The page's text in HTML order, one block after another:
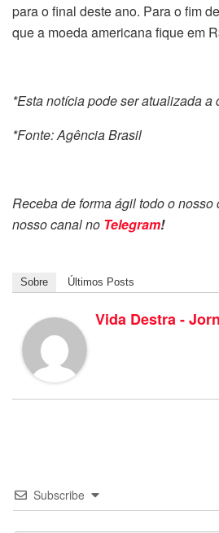
para o final deste ano. Para o fim
que a moeda americana fique em
*Esta notícia pode ser atualizada a
*Fonte: Agência Brasil
Receba de forma ágil todo o nosso
nosso canal no Telegram!
Sobre Últimos Posts
Vida Destra -
Subscribe